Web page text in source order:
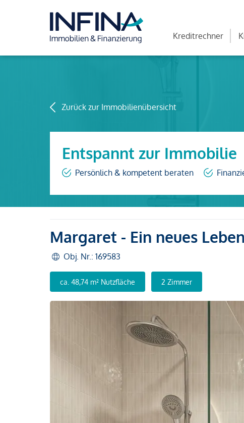
Kreditrechner
Zurück zur Immobilienübersicht
Entspannt zur Immobilie
Persönlich & kompetent beraten
Margaret - Ein neues
Obj. Nr.: 169583
ca. 48,74 m² Nutzfläche 2 Zimmer